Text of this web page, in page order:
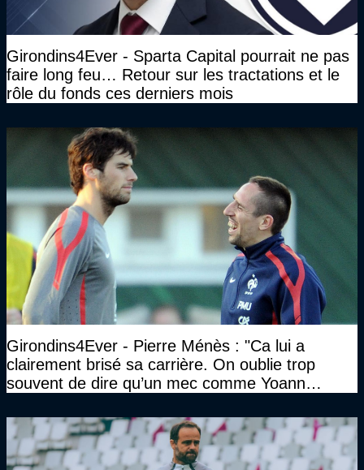
Girondins4Ever - Sparta Capital pourrait ne pas
faire long feu… Retour sur les tractations et le
rôle du fonds ces derniers mois
Girondins4Ever - Pierre Ménès : "Ca lui a
clairement brisé sa carrière. On oublie trop
souvent de dire qu’un mec comme Yoann